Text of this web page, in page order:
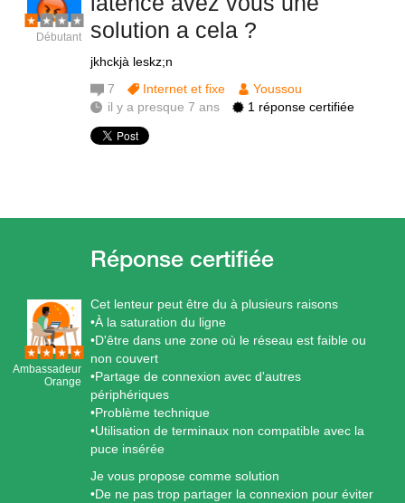
solution a cela ?
jkhckjà leskz;n
Débutant
7 Internet et fixe
Youssou
il y a presque 7 ans
1 réponse certifiée
Ambassadeur
Orange
Cet lenteur peut être du à plusieurs raisons
•À la saturation du ligne
•D'être dans une zone où le réseau est faible ou
non couvert
•Partage de connexion avec d'autres
périphériques
•Problème technique
•Utilisation de terminaux non compatible avec la
puce insérée
Je vous propose comme solution
•De ne pas trop partager la connexion pour éviter